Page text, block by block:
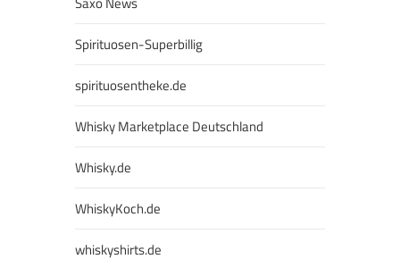
Spirituosen-Superbillig
spirituosentheke.de
Whisky Marketplace Deutschland
Whisky.de
WhiskyKoch.de
whiskyshirts.de